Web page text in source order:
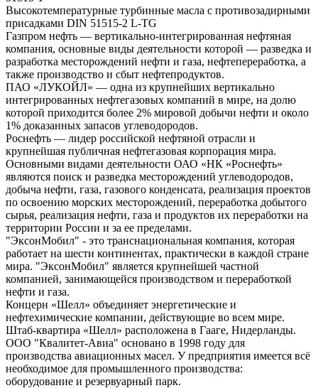
Высокотемпературные турбинные масла с противозадирными
присадками DIN 51515-2 L-TG
Газпром нефть — вертикально-интегрированная нефтяная
компания, основные виды деятельности которой — разведка и
разработка месторождений нефти и газа, нефтепереработка, а
также производство и сбыт нефтепродуктов.
ПАО «ЛУКОЙЛ» — одна из крупнейших вертикально
интегрированных нефтегазовых компаний в мире, на долю
которой приходится более 2% мировой добычи нефти и около
1% доказанных запасов углеводородов.
Роснефть — лидер российской нефтяной отрасли и
крупнейшая публичная нефтегазовая корпорация мира.
Основными видами деятельности ОАО «НК «Роснефть»
являются поиск и разведка месторождений углеводородов,
добыча нефти, газа, газового конденсата, реализация проектов
по освоению морских месторождений, переработка добытого
сырья, реализация нефти, газа и продуктов их переработки на
территории России и за ее пределами.
"ЭксонМобил" - это транснациональная компания, которая
работает на шести континентах, практически в каждой стране
мира. "ЭксонМобил" является крупнейшей частной
компанией, занимающейся производством и переработкой
нефти и газа.
Концерн «Шелл» объединяет энергетические и
нефтехимические компании, действующие во всем мире.
Штаб-квартира «Шелл» расположена в Гааге, Нидерланды.
ООО "Квалитет-Авиа" основано в 1998 году для
производства авиационных масел. У предприятия имеется всё
необходимое для промышленного производства:
оборудование и резервуарный парк.